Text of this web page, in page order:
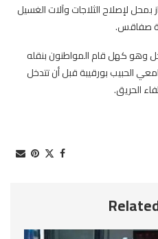
بمحل لإصلاح الثلاجات وآلات الغسيل
وهو كهل قام المواطنون بنقله
الحبيب بورقيبة قبل أن تتدخل
الحريق.